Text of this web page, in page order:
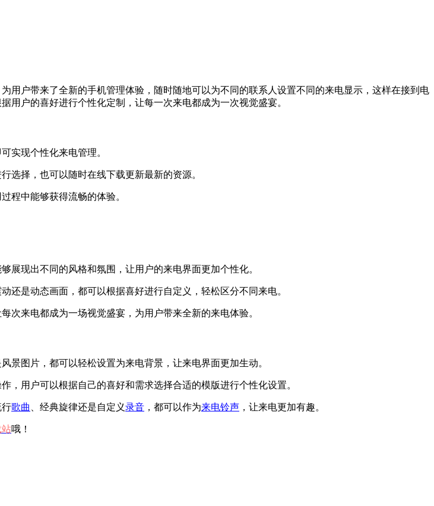
用户带来了全新的手机管理体验，随时随地可以为不同的联系人设置不同的来电显示，这样在接到电
用户的喜好进行个性化定制，让每一次来电都成为一次视觉盛宴。
实现个性化来电管理。
选择，也可以随时在线下载更新最新的资源。
程中能够获得流畅的体验。
展现出不同的风格和氛围，让用户的来电界面更加个性化。
还是动态画面，都可以根据喜好进行自定义，轻松区分不同来电。
次来电都成为一场视觉盛宴，为用户带来全新的来电体验。
景图片，都可以轻松设置为来电背景，让来电界面更加生动。
用户可以根据自己的喜好和需求选择合适的模版进行个性化设置。
行歌曲 、经典旋律还是自定义录音 ，都可以作为来电铃声 ，让来电更加有趣。
站哦！